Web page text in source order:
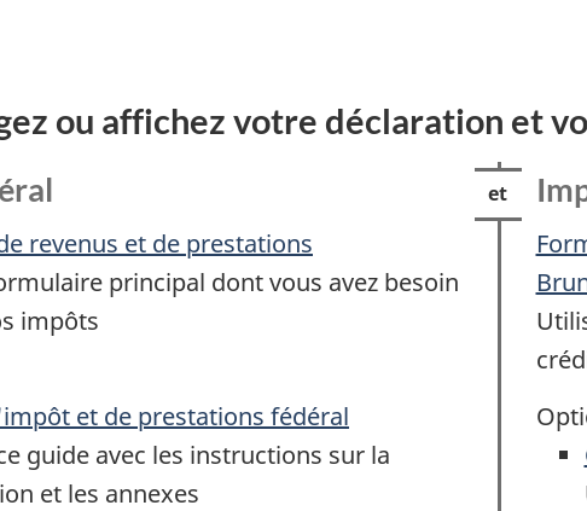
ou affichez votre déclaration et
revenus et de prestations
principal dont vous avez besoin
impôts
et de prestations fédéral
guide avec les instructions sur la
et les annexes